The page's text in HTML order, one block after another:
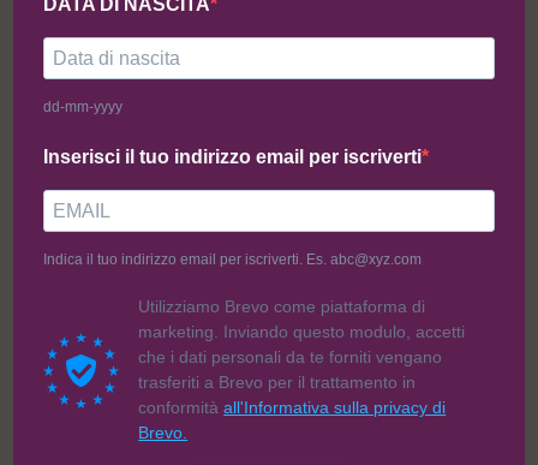
DATA DI NASCITA
dd-mm-yyyy
Inserisci il tuo indirizzo email per iscriverti
Indica il tuo indirizzo email per iscriverti. Es. abc@xyz.com
Utilizziamo Brevo come piattaforma di
marketing. Inviando questo modulo, accetti
che i dati personali da te forniti vengano
trasferiti a Brevo per il trattamento in
conformitàall'Informativa sulla privacy di
Brevo.
Mistery Box Pasta Ripiena 8pz
59,90€ 35,90€
Aggiungi al carrello
Mistery Box Pasta Liscia 8pz
47,10€ 29,00€
-4%